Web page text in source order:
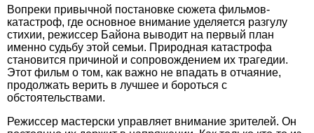
Вопреки привычной постановке сюжета фильмов-
катастроф, где основное внимание уделяется разгулу
стихии, режиссер Байона выводит на первый план
именно судьбу этой семьи. Природная катастрофа
становится причиной и сопровождением их трагедии.
Этот фильм о том, как важно не впадать в отчаяние,
продолжать верить в лучшее и бороться с
обстоятельствами.
Режиссер мастерски управляет внимание зрителей. Он